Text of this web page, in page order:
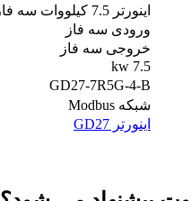
اينورتر 7.5 کیلووات سه فاز
ورودی سه فاز
خروجی سه فاز
7.5 kw
GD27-7R5G-4-B
شبکه Modbus
اينورتر GD27